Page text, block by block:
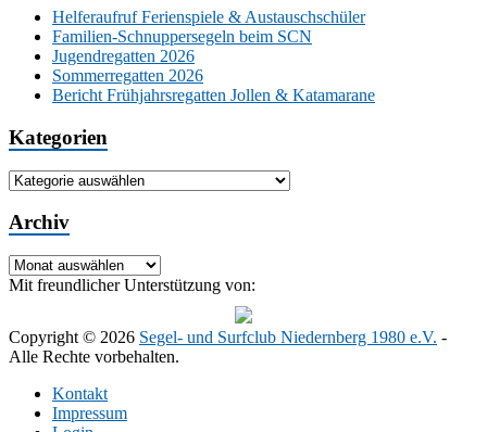
Helferaufruf Ferienspiele & Austauschschüler
Familien-Schnuppersegeln beim SCN
Jugendregatten 2026
Sommerregatten 2026
Bericht Frühjahrsregatten Jollen & Katamarane
Kategorien
Kategorien
Archiv
Archiv
Mit freundlicher Unterstützung von:
Copyright © 2026 Segel- und Surfclub Niedernberg 1980 e.V. -
Alle Rechte vorbehalten.
Kontakt
Impressum